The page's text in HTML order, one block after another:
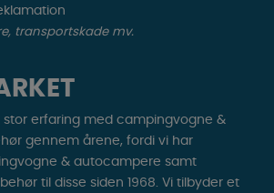
transportskade mv.
stor erfaring med campingvogne &
gennem årene, fordi vi har
& autocampere samt
til disse siden 1968. Vi tilbyder et